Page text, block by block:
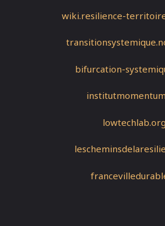
wiki.resilience-
bifurcation-
lowtechlab.org